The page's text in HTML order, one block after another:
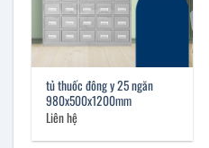
tủ thuốc đông y 25 ngăn
980x500x1200mm
Liên hệ